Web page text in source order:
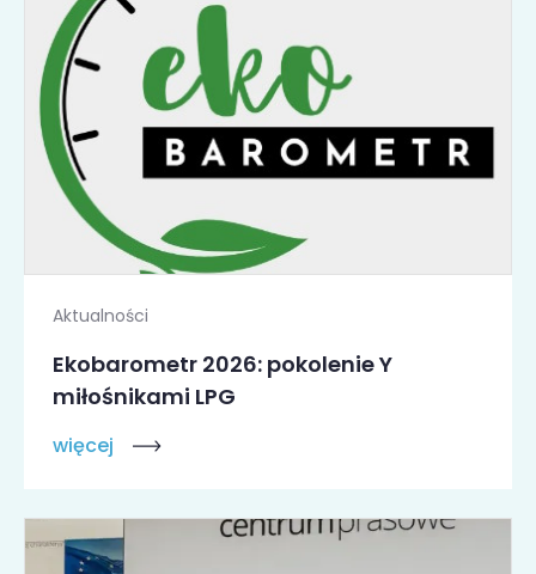
Aktualności
Ekobarometr 2026: pokolenie Y
miłośnikami LPG
więcej